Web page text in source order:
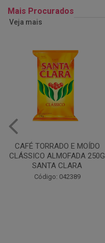
Mais Procurados
Veja mais
CAFÉ TORRADO E MOÍDO
CLÁSSICO ALMOFADA 250G
SANTA CLARA
Código: 042389